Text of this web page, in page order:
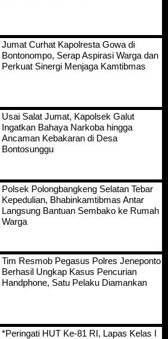
Jumat Curhat Kapolresta Gowa di
Bontonompo, Serap Aspirasi Warga dan
Perkuat Sinergi Menjaga Kamtibmas
Usai Salat Jumat, Kapolsek Galut
Ingatkan Bahaya Narkoba hingga
Ancaman Kebakaran di Desa
Bontosunggu
Polsek Polongbangkeng Selatan Tebar
Kepedulian, Bhabinkamtibmas Antar
Langsung Bantuan Sembako ke Rumah
Warga
Tim Resmob Pegasus Polres Jeneponto
Berhasil Ungkap Kasus Pencurian
Handphone, Satu Pelaku Diamankan
*Peringati HUT Ke-81 RI, Lapas Kelas I